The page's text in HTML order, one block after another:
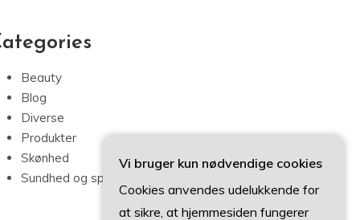
Beauty
Blog
Diverse
Produkter
Skønhed
Sundhed og sport
Vi bruger kun nødvendige cookies
Cookies anvendes udelukkende for
at sikre, at hjemmesiden fungerer